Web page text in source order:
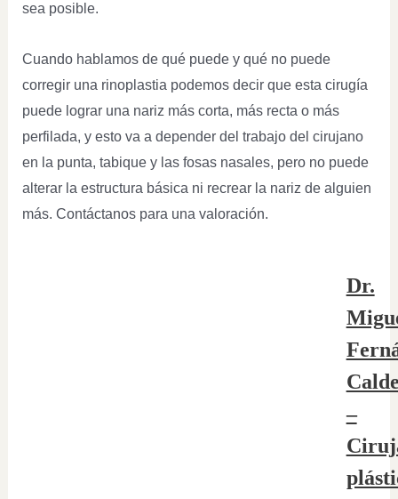
sea posible.
Cuando hablamos de qué puede y qué no puede
corregir una rinoplastia podemos decir que esta cirugía
puede lograr una nariz más corta, más recta o más
perfilada, y esto va a depender del trabajo del cirujano
en la punta, tabique y las fosas nasales, pero no puede
alterar la estructura básica ni recrear la nariz de alguien
más. Contáctanos para una valoración.
Dr.
–